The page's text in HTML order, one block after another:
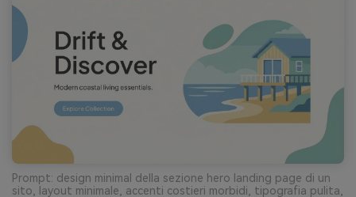
Prompt: design minimal della sezione hero landing page di un
sito, layout minimale, accenti costieri morbidi, tipografia pulita,